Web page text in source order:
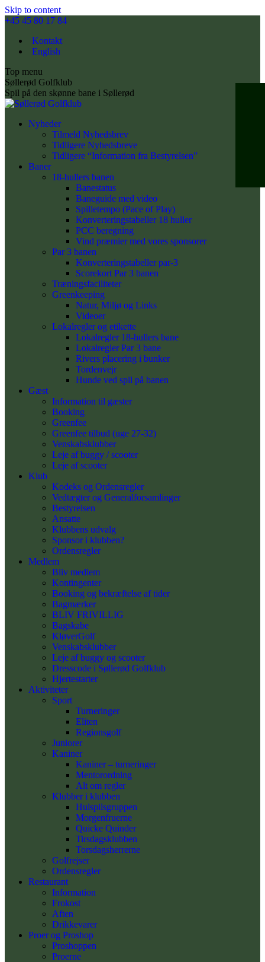
Skip to content
+45 45 80 17 84
Kontakt
English
Top menu
Søllerød Golfklub
Spil på den skønne bane i Søllerød
Nyheder
Tilmeld Nyhedsbrev
Tidligere Nyhedsbreve
Tidligere “Information fra Bestyrelsen”
Baner
18-hullers banen
Banestatus
Baneguide med video
Spilletempo (Pace of Play)
Konverteringstabeller 18 huller
PCC beregning
Vind præmier med vores sponsorer
Par 3 banen
Konverteringstabeller par-3
Scorekort Par 3 banen
Træningsfaciliteter
Greenkeeping
Natur, Miljø og Links
Videoer
Lokalregler og etikette
Lokalregler 18-hullers bane
Lokalregler Par 3 bane
Rivers placering i bunker
Tordenvejr
Hunde ved spil på banen
Gæst
Information til gæster
Booking
Greenfee
Greenfee tilbud (uge 27-32)
Venskabsklubber
Leje af buggy / scooter
Leje af scooter
Klub
Kodeks og Ordensregler
Vedtægter og Generalforsamlinger
Bestyrelsen
Ansatte
Klubbens udvalg
Sponsor i klubben?
Ordensregler
Medlem
Bliv medlem
Kontingenter
Booking og bekræftelse af tider
Bagmærker
BLIV FRIVILLIG
Bagskabe
KløverGolf
Venskabsklubber
Leje af buggy og scooter
Dresscode i Søllerød Golfklub
Hjertestarter
Aktiviteter
Sport
Turneringer
Eliten
Regionsgolf
Juniorer
Kaniner
Kaniner – turneringer
Mentorordning
Alt om regler
Klubber i klubben
Hulspilsgruppen
Morgenfruerne
Quicke Quinder
Tirsdagsklubben
Torsdagsherrerne
Golfrejser
Ordensregler
Restaurant
Information
Frokost
Aften
Drikkevarer
Proer og Proshop
Proshoppen
Proerne